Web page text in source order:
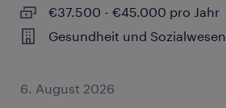
€37.500 - €45.000 pro Jahr
Gesundheit und Sozialwesen
6. August 2026